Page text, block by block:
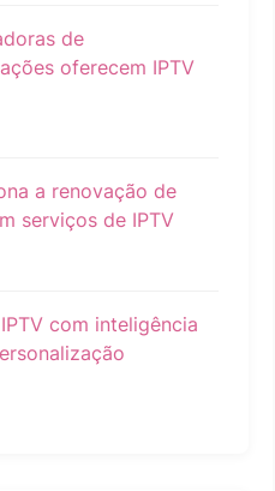
de
oferecem IPTV
a renovação de
serviços de IPTV
com inteligência